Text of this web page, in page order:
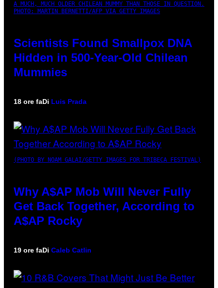
A MUCH, MUCH OLDER CHILEAN MUMMY THAN THOSE IN QUESTION.
PHOTO: MARTIN BERNETTI/AFP VIA GETTY IMAGES
Scientists Found Smallpox DNA
Hidden in 500-Year-Old Chilean
Mummies
18 ore faDi Luis Prada
(PHOTO BY NOAM GALAI/GETTY IMAGES FOR TRIBECA FESTIVAL)
Why A$AP Mob Will Never Fully
Get Back Together, According to
A$AP Rocky
19 ore faDi Caleb Catlin